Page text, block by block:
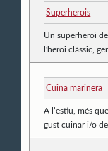
Superherois
Un superheroi
l'heroi clàssic,
Cuina marinera
A l’estiu, més
gust cuinar i/o